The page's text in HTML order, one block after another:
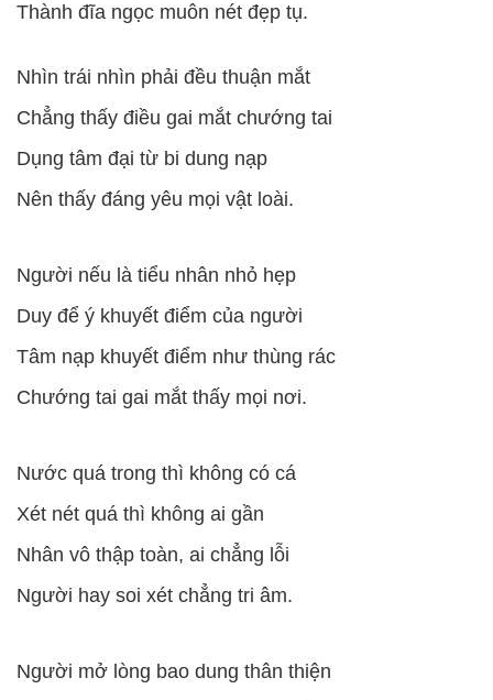
Thành đĩa ngọc muôn nét đẹp tụ.
Nhìn trái nhìn phải đều thuận mắt
Chẳng thấy điều gai mắt chướng tai
Dụng tâm đại từ bi dung nạp
Nên thấy đáng yêu mọi vật loài.
Người nếu là tiểu nhân nhỏ hẹp
Duy để ý khuyết điểm của người
Tâm nạp khuyết điểm như thùng rác
Chướng tai gai mắt thấy mọi nơi.
Nước quá trong thì không có cá
Xét nét quá thì không ai gần
Nhân vô thập toàn, ai chẳng lỗi
Người hay soi xét chẳng tri âm.
Người mở lòng bao dung thân thiện